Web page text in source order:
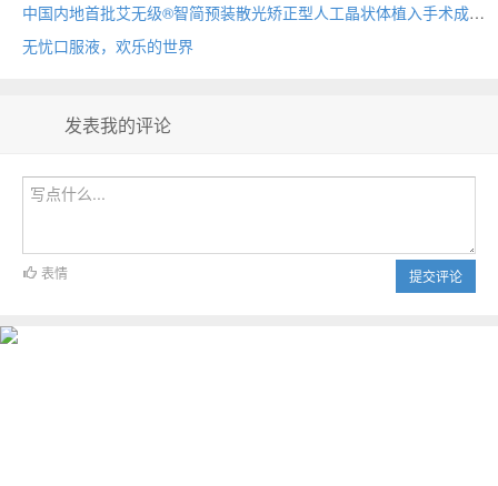
中国内地首批艾无级®智简预装散光矫正型人工晶状体植入手术成功开展 创新科技赋能白内障伴散光患者重获触手可及的用眼自由
无忧口服液，欢乐的世界
发表我的评论
提交评论
表情